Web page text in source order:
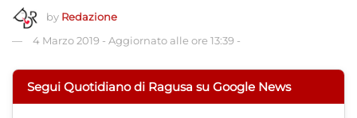
by Redazione
4 Marzo 2019 - Aggiornato alle ore 13:39 -
Segui Quotidiano di Ragusa su Google News